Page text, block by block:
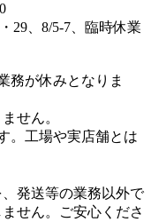
29、8/5-7、臨時休業
務が休みとなりま
せん。
。工場や実店舗とは
発送等の業務以外で
せん。ご安心くださ